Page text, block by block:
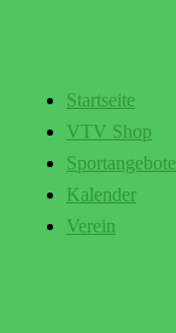
Startseite
VTV Shop
Sportangebote
Kalender
Verein